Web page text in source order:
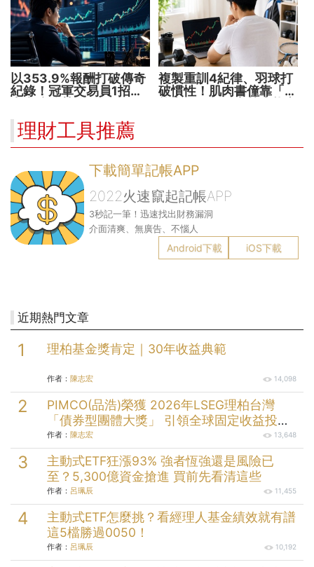
以353.9%報酬打破傳奇
紀錄！冠軍交易員1招抓
複製重訓4紀律、羽球打
破慣性！肌肉書僮靠「動
理財工具推薦
下載簡單記帳APP
2022火速竄起記帳APP
3秒記一筆！迅速找出財務漏洞
介面清爽、無廣告、不惱人
Android下載 iOS下載
近期熱門文章
理柏基金獎肯定｜30年收益典範
作者： 陳志宏 14,098
PIMCO(品浩)榮獲 2026年LSEG理柏台灣
「債券型團體大獎」 引領全球固定收益投資
逾半世紀的投資實力
作者： 陳志宏 13,648
主動式ETF狂漲93% 強者恆強還是風險已
至？5,300億資金搶進 買前先看清這些
作者： 呂珮辰 11,455
主動式ETF怎麼挑？看經理人基金績效就有譜
這5檔勝過0050！
作者： 呂珮辰 10,192